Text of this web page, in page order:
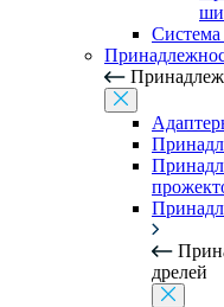
Система
дрелей